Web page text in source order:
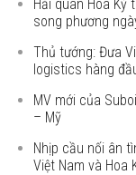
Hải quân Hoa Kỳ
song phương
Thủ tướng: Đưa
logistics hàng
MV mới của
– Mỹ
Nhịp cầu nối ân
Việt Nam và Hoa